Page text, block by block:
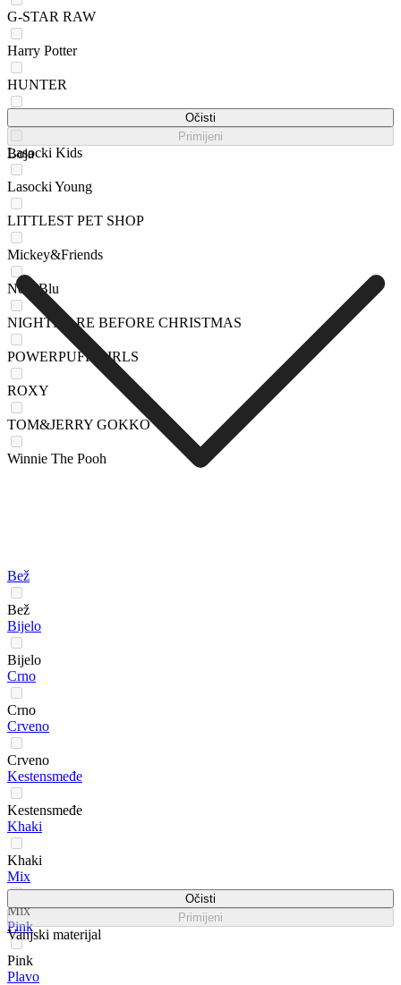
G-STAR RAW
Harry Potter
HUNTER
Lasocki Kids
Lasocki Young
LITTLEST PET SHOP
Mickey&Friends
Nelli Blu
NIGHTMARE BEFORE CHRISTMAS
POWERPUFF GIRLS
ROXY
TOM&JERRY GOKKO
Winnie The Pooh
Očisti
Primijeni
Boja
Bež
Bež
Bijelo
Bijelo
Crno
Crno
Crveno
Crveno
Kestensmeđe
Kestensmeđe
Khaki
Khaki
Mix
Mix
Pink
Pink
Plavo
Očisti
Primijeni
Vanjski materijal